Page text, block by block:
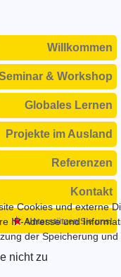
Willkommen
& Workshop
Globales Lernen
Projekte im Ausland
Referenzen
Kontakt
Unterstützen Sie uns!
Cookies und externe
IP-Adresse und
der Speicherung
nicht zu